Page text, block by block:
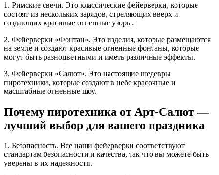
1. Римские свечи. Это классические фейерверки, которые
состоят из нескольких зарядов, стреляющих вверх и
создающих красивые огненные узоры.
2. Фейерверки «Фонтан». Это изделия, которые размещаются
на земле и создают красивые огненные фонтаны, которые
могут быть разноцветными и иметь различные эффекты.
3. Фейерверки «Салют». Это настоящие шедевры
пиротехники, которые создают в небе красочные и
масштабные огненные шоу.
Почему пиротехника от Арт-Салют —
лучший выбор для вашего праздника
1. Безопасность. Все наши фейерверки соответствуют
стандартам безопасности и качества, так что вы можете быть
уверены в их надежности.